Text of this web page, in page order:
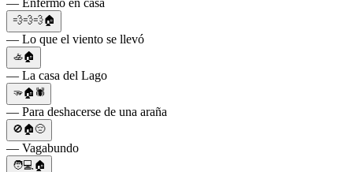
💨💨💨🏠
— Lo que el viento se llevó
🚣🏠
— La casa del Lago
🫳🏠🕷
— Para deshacerse de una araña
🚫🏠😔
— Vagabundo
🧑💻🏠